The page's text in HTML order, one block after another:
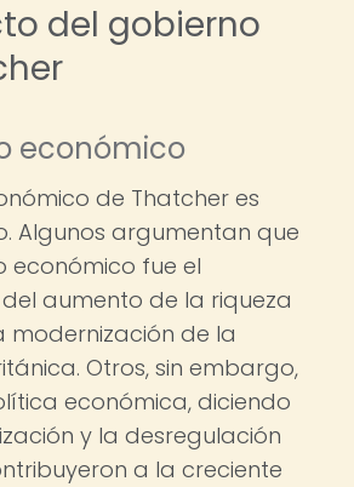
del gobierno
económico
de Thatcher es
Algunos argumentan que
económico fue el
aumento de la riqueza
modernización de la
Otros, sin embargo,
económica, diciendo
y la desregulación
a la creciente